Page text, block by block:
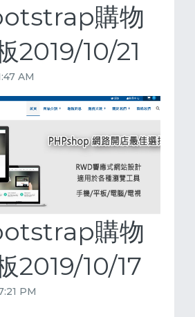
購物
2019/10/21
AM
購物
2019/10/17
PM